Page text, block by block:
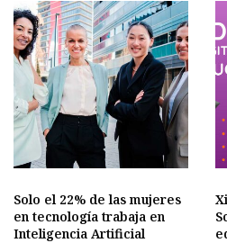
Solo el 22% de las mujeres
en tecnología trabaja en
Inteligencia Artificial